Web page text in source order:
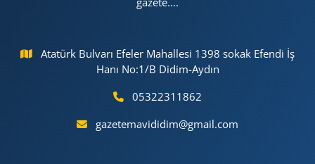
Atatürk Bulvarı Efeler Mahallesi 1398 sokak Efendi İş
Hanı No:1/B Didim-Aydın
05322311862
gazetemavididim@gmail.com